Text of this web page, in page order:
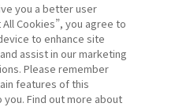
Account
you a better user
Cookies”, you agree to
to enhance site
assist in our marketing
Please remember
features of this
Find out more about